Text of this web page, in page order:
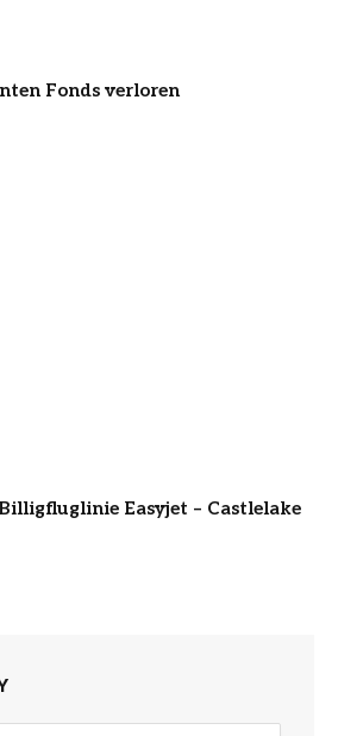
Fonds verloren
Easyjet – Castlelake